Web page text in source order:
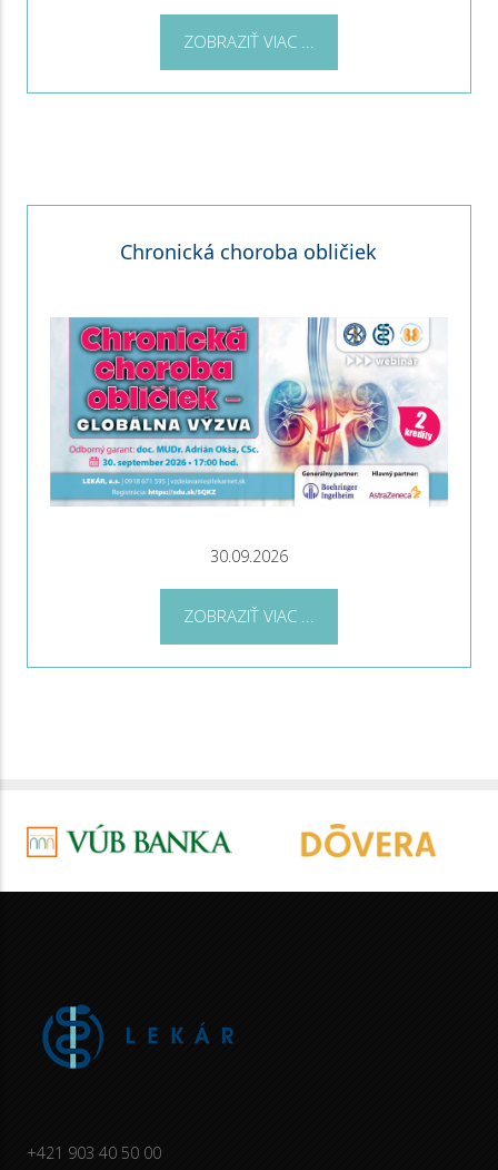
ZOBRAZIŤ VIAC ...
Chronická choroba obličiek
30.09.2026
ZOBRAZIŤ VIAC ...
+421 903 40 50 00